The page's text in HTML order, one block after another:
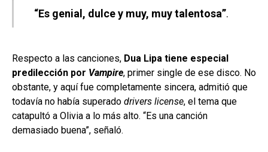
“Es genial, dulce y muy, muy talentosa”.
Respecto a las canciones, Dua Lipa tiene especial
predilección por Vampire, primer single de ese disco. No
obstante, y aquí fue completamente sincera, admitió que
todavía no había superado drivers license, el tema que
catapultó a Olivia a lo más alto. “Es una canción
demasiado buena”, señaló.